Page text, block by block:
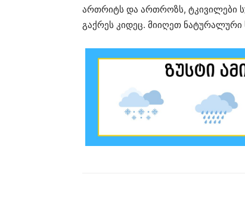
ართრიტს და ართროზს, ტკივილები
გაქრეს კიდეც. მიიღეთ